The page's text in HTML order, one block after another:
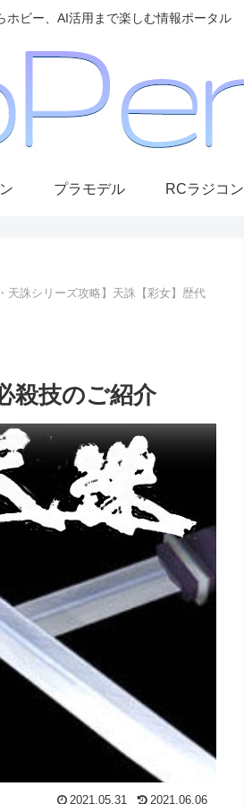
ホビー、AI活用まで楽しむ情報ポータル
プラモデル RCラジコン
天誅シリーズ攻略】天誅【彩女】歴代
殺技のご紹介
2021.05.31 2021.06.06